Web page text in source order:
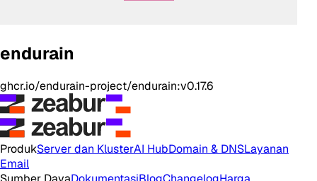
endurain
ghcr.io/endurain-project/endurain:v0.17.6
ProdukServer dan KlusterAI HubDomain & DNSLayanan
Email